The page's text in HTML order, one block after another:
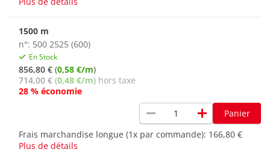
1500 m
n°: 500 2525 (600)
En Stock
856,80 € (0,58 €/m)
714,00 € (0,48 €/m) hors taxe
28 % économie
remove add
Panier
Frais marchandise longue (1x par commande): 166,80 €
Plus de détails